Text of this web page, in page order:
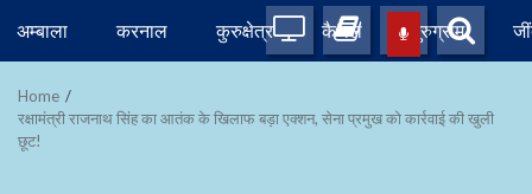
content
अम्बाला करनाल कुरुक्षेत्र कैथल गुरुग्राम
Home
रक्षामंत्री राजनाथ सिंह का आतंक के खिलाफ बड़ा एक्शन, सेना प्रमुख को कार्रवाई की खुली
छूट!